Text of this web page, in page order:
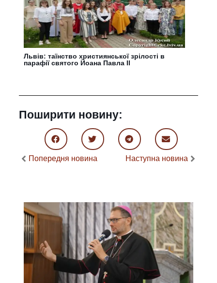
Львів: таїнство християнської зрілості в
парафії святого Йоана Павла ІІ
Поширити новину:
Попередня новина Наступна новина